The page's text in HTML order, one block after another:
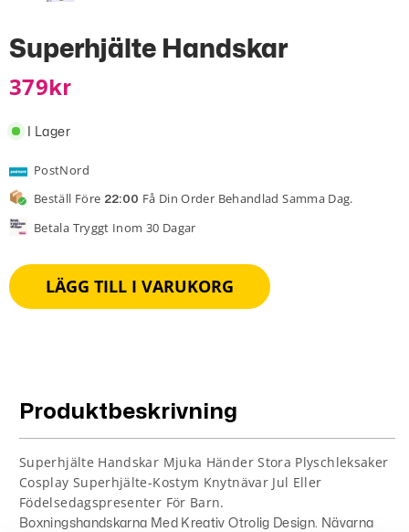
Superhjälte Handskar
379 Kr
I Lager
PostNord
Beställ Före 22:00 Få Din Order Behandlad Samma Dag.
Betala Tryggt Inom 30 Dagar
LÄGG TILL I VARUKORG
Produktbeskrivning
Superhjälte Handskar Mjuka Händer Stora Plyschleksaker
Cosplay Superhjälte-Kostym Knytnävar Jul Eller
Födelsedagspresenter För Barn.
Boxningshandskarna Med Kreativ Otrolig Design. Nävarna